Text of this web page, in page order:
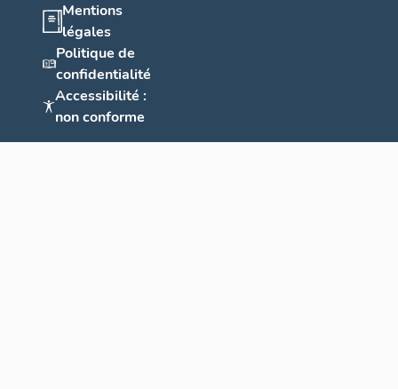
Mentions
légales
Politique de
confidentialité
Accessibilité :
non conforme